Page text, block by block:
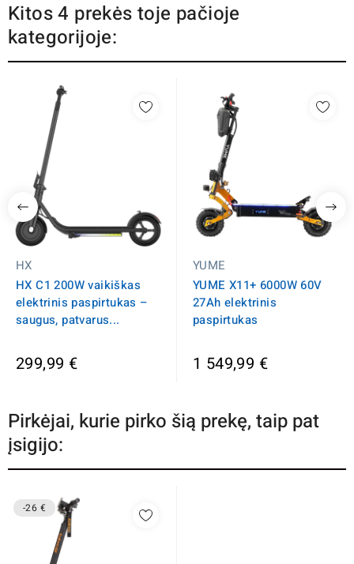
Kitos 4 prekės toje pačioje
kategorijoje:
HX
HX C1 200W vaikiškas
elektrinis paspirtukas –
saugus, patvarus...
299,99 €
YUME
YUME X11+ 6000W 60V
27Ah elektrinis
paspirtukas
1 549,99 €
Pirkėjai, kurie pirko šią prekę, taip pat
įsigijo:
-26 €